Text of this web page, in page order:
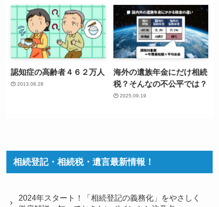
認知症の高齢者４６２万人
2013.08.28
海外の遺族年金にだけ相続
税？そんなの不公平では？
2025.09.19
相続登記・相続税・遺言最新情報！
2024年スタート！「相続登記の義務化」をやさしく